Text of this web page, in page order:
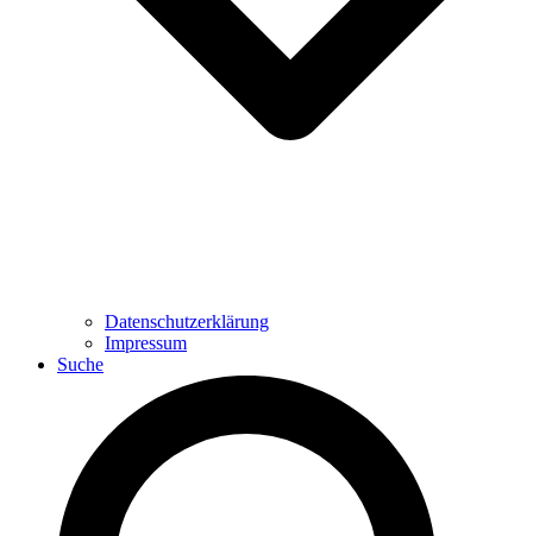
Datenschutzerklärung
Impressum
Suche